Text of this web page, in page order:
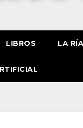
LIBROS LA